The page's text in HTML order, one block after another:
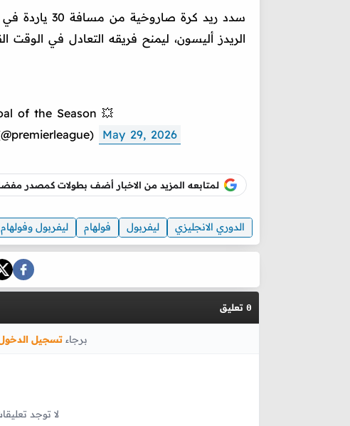
سدد ريد كرة
الريدز أليسون، ليمنح فريقه التعادل في الوقت
of the Season 💥
May 29, 2026
لمتابعه المزيد من الاخبار أضف بطولات كمصدر
الدوري الانجليزي ليفربول فولهام ليفربول وفولهام
0 تعليق
برجاء تسجيل
لا توجد